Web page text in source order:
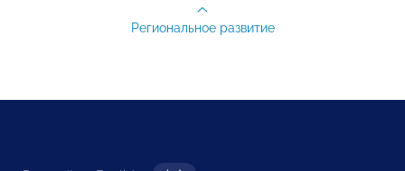
Региональное развитие